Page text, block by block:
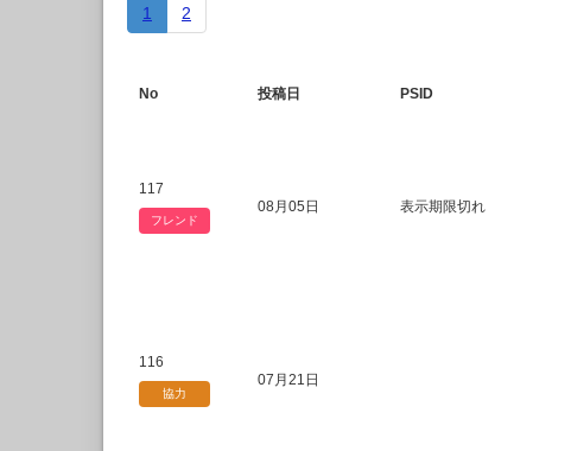
1 2
No 投稿日 PSID
117
フレンド
08月05日 表示期限切れ
116
協力
07月21日